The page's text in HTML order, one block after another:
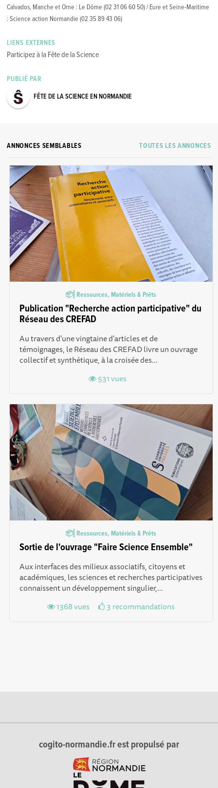
Calvados, Manche et Orne : Le Dôme (02 31 06 60 50) / Eure et Seine-Maritime
: Science action Normandie (02 35 89 43 06)
LIENS EXTERNES
Participez à la Fête de la Science
PUBLIÉ PAR
FÊTE DE LA SCIENCE EN NORMANDIE
TOUTES LES ANNONCES
ANNONCES SEMBLABLES
📦⎜Ressources, Matériels & Prêts
Publication "Recherche action participative" du
Réseau des CREFAD
Au travers d'une vingtaine d'articles et de
témoignages, le Réseau des CREFAD livre un ouvrage
collectif et synthétique, à la croisée des...
531 vues
📦⎜Ressources, Matériels & Prêts
Sortie de l'ouvrage "Faire Science Ensemble"
Aux interfaces des milieux associatifs, citoyens et
académiques, les sciences et recherches participatives
connaissent un développement singulier,...
1368 vues
3 recommandations
cogito-normandie.fr est propulsé par